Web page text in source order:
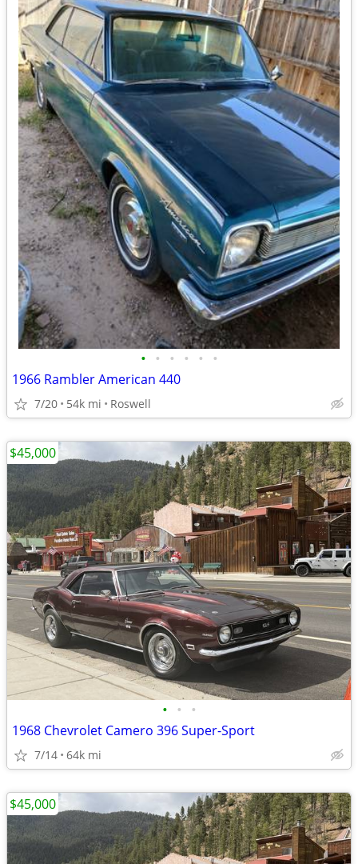
• • • • • •
1966 Rambler American 440
7/20 54k mi Roswell
• • •
1968 Chevrolet Camero 396 Super-Sport
7/14 64k mi
$45,000
$45,000